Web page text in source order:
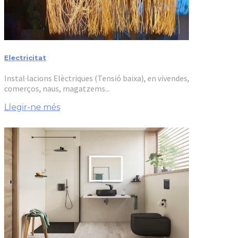
Electricitat
Instal·lacions Elèctriques (Tensió baixa), en vivendes,
comerços, naus, magatzems...
Llegir-ne més